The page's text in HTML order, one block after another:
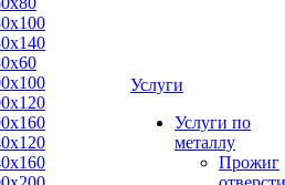
Услуги
Услуги по
металлу
Прожиг